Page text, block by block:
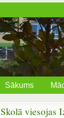
Sākums
Skolā viesojas